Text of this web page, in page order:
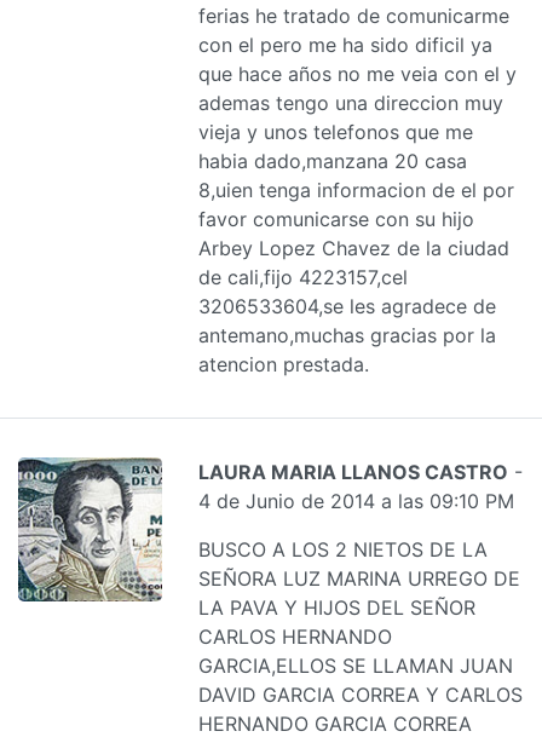
ferias he tratado de comunicarme
con el pero me ha sido dificil ya
que hace años no me veia con el y
ademas tengo una direccion muy
vieja y unos telefonos que me
habia dado,manzana 20 casa
8,uien tenga informacion de el por
favor comunicarse con su hijo
Arbey Lopez Chavez de la ciudad
de cali,fijo 4223157,cel
3206533604,se les agradece de
antemano,muchas gracias por la
atencion prestada.
LAURA MARIA LLANOS CASTRO -
4 de Junio de 2014 a las 09:10 PM
BUSCO A LOS 2 NIETOS DE LA
SEÑORA LUZ MARINA URREGO DE
LA PAVA Y HIJOS DEL SEÑOR
CARLOS HERNANDO
GARCIA,ELLOS SE LLAMAN JUAN
DAVID GARCIA CORREA Y CARLOS
HERNANDO GARCIA CORREA